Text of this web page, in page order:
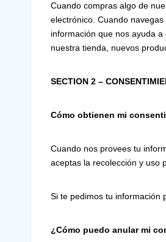
Cuando compras algo de
electrónico. Cuando
información que nos ayuda
nuestra tienda, nuevos
SECTION 2 –
Cómo obtienen mi
Cuando nos provees tu
aceptas la recolección y uso
Si te pedimos tu información
¿Cómo puedo anular mi